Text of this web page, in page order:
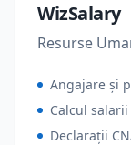
WizSalary
Resurse
Angajare și
Calcul
Declarații